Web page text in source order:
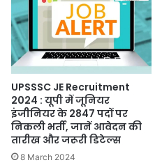
UPSSSC JE Recruitment
2024 : यूपी में जूनियर
इंजीनियर के 2847 पदों पर
निकली भर्ती, जानें आवेदन की
तारीख और जरूरी डिटेल्स
8 March 2024